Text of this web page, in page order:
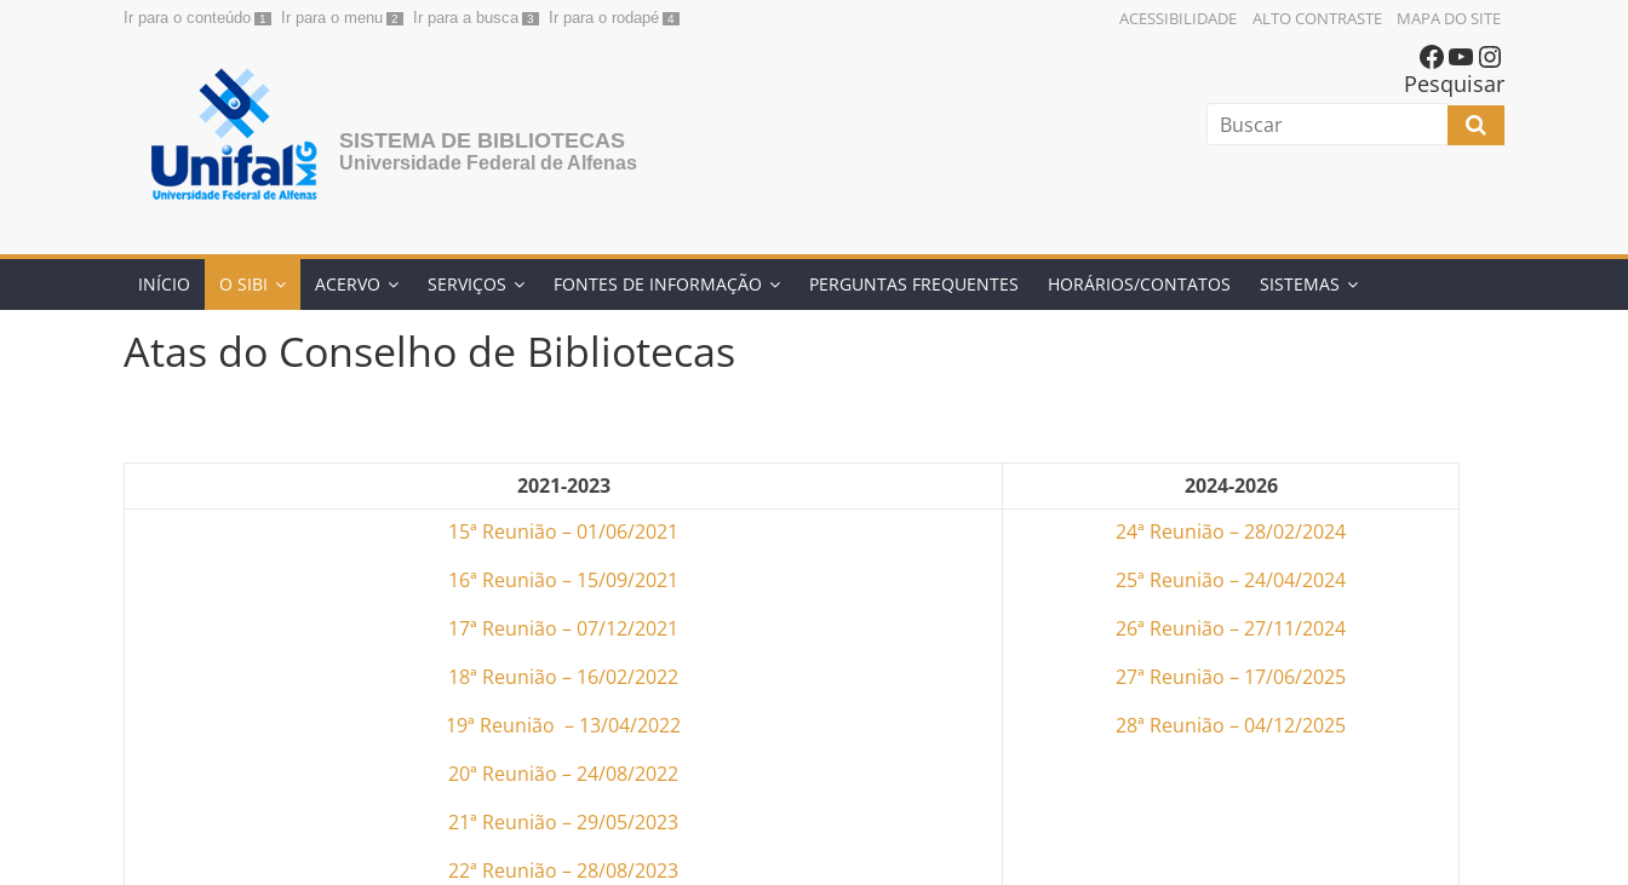
Ir para o conteúdo 1 Ir para o menu 2 Ir para a busca 3 Ir para o rodapé 4 ACESSIBILIDADE ALTO CONTRASTE MAPA DO SITE
SISTEMA DE BIBLIOTECAS
Universidade Federal de Alfenas
Pesquisar
INÍCIO O SIBI ACERVO SERVIÇOS FONTES DE INFORMAÇÃO PERGUNTAS FREQUENTES HORÁRIOS/CONTATOS SISTEMAS
Atas do Conselho de Bibliotecas
2021-2023
2024-2026
15ª Reunião – 01/06/2021
16ª Reunião – 15/09/2021
17ª Reunião – 07/12/2021
18ª Reunião – 16/02/2022
19ª Reunião – 13/04/2022
20ª Reunião – 24/08/2022
21ª Reunião – 29/05/2023
22ª Reunião – 28/08/2023
24ª Reunião – 28/02/2024
25ª Reunião – 24/04/2024
26ª Reunião – 27/11/2024
27ª Reunião – 17/06/2025
28ª Reunião – 04/12/2025